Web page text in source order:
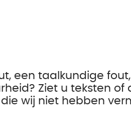
een taalkundige
Ziet u teksten
wij niet hebben